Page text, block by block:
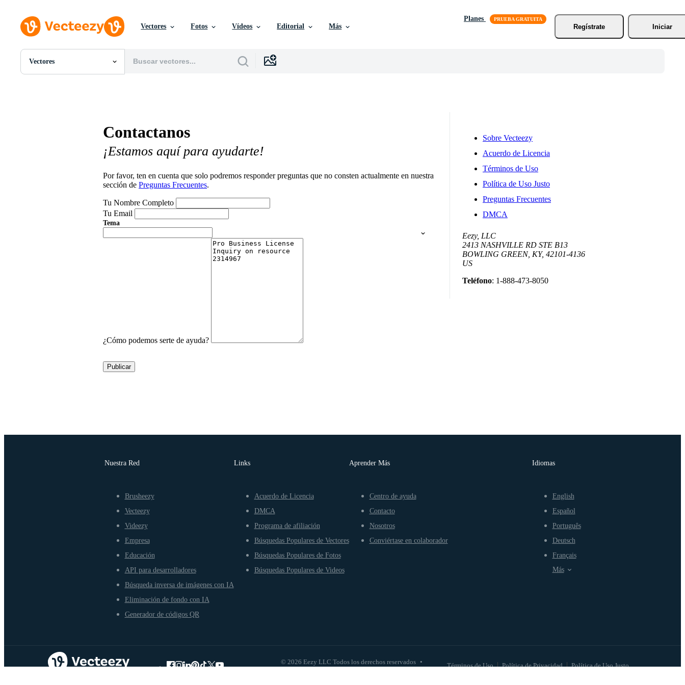
Vectores Fotos Vídeos Editorial Más
Planes
Regístrate
Iniciar
Vectores
Todas Imágenes
Gráficos en Movimiento
Contactanos
¡Estamos aquí para ayudarte!
Por favor, ten en cuenta que solo podremos responder preguntas que no consten actualmente en nuestra
sección de Preguntas Frecuentes.
Tu Nombre Completo
Tu Email
Tema
¿Cómo podemos serte de ayuda?
Publicar
Sobre Vecteezy
Acuerdo de Licencia
Términos de Uso
Política de Uso Justo
Preguntas Frecuentes
DMCA
Eezy, LLC
2413 NASHVILLE RD STE B13
BOWLING GREEN, KY, 42101-4136
US
Teléfono: 1-888-473-8050
Nuestra Red
Brusheezy
Vecteezy
Videezy
Empresa
Educación
API para desarrolladores
Búsqueda inversa de imágenes con IA
Eliminación de fondo con IA
Generador de códigos QR
Links
Acuerdo de Licencia
DMCA
Programa de afiliación
Búsquedas Populares de Vectores
Búsquedas Populares de Fotos
Búsquedas Populares de Videos
Aprender Más
Centro de ayuda
Contacto
Nosotros
Conviértase en colaborador
© 2026 Eezy LLC Todos los derechos reservados • Términos de Uso Política de Privacidad Política de Uso Justo
Idiomas
English
Español
Português
Deutsch
Français
Más